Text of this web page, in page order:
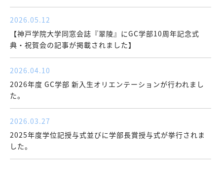
2026.05.12
【神戸学院大学同窓会誌『翠陵』にGC学部10周年記念式
典・祝賀会の記事が掲載されました】
2026.04.10
2026年度 GC学部 新入生オリエンテーションが行われまし
た。
2026.03.27
2025年度学位記授与式並びに学部長賞授与式が挙行されま
した。